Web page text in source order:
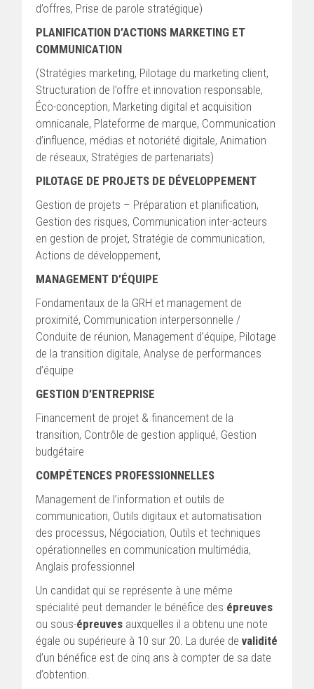
d’offres, Prise de parole stratégique)
PLANIFICATION D’ACTIONS MARKETING ET
COMMUNICATION
(Stratégies marketing, Pilotage du marketing client,
Structuration de l’offre et innovation responsable,
Éco-conception, Marketing digital et acquisition
omnicanale, Plateforme de marque, Communication
d’influence, médias et notoriété digitale, Animation
de réseaux, Stratégies de partenariats)
PILOTAGE DE PROJETS DE DÉVELOPPEMENT
Gestion de projets – Préparation et planification,
Gestion des risques, Communication inter-acteurs
en gestion de projet, Stratégie de communication,
Actions de développement,
MANAGEMENT D’ÉQUIPE
Fondamentaux de la GRH et management de
proximité, Communication interpersonnelle /
Conduite de réunion, Management d’équipe, Pilotage
de la transition digitale, Analyse de performances
d’équipe
GESTION D’ENTREPRISE
Financement de projet & financement de la
transition, Contrôle de gestion appliqué, Gestion
budgétaire
COMPÉTENCES PROFESSIONNELLES
Management de l’information et outils de
communication, Outils digitaux et automatisation
des processus, Négociation, Outils et techniques
opérationnelles en communication multimédia,
Anglais professionnel
Un candidat qui se représente à une même
spécialité peut demander le bénéfice des épreuves
ou sous-épreuves auxquelles il a obtenu une note
égale ou supérieure à 10 sur 20. La durée de validité
d’un bénéfice est de cinq ans à compter de sa date
d’obtention.